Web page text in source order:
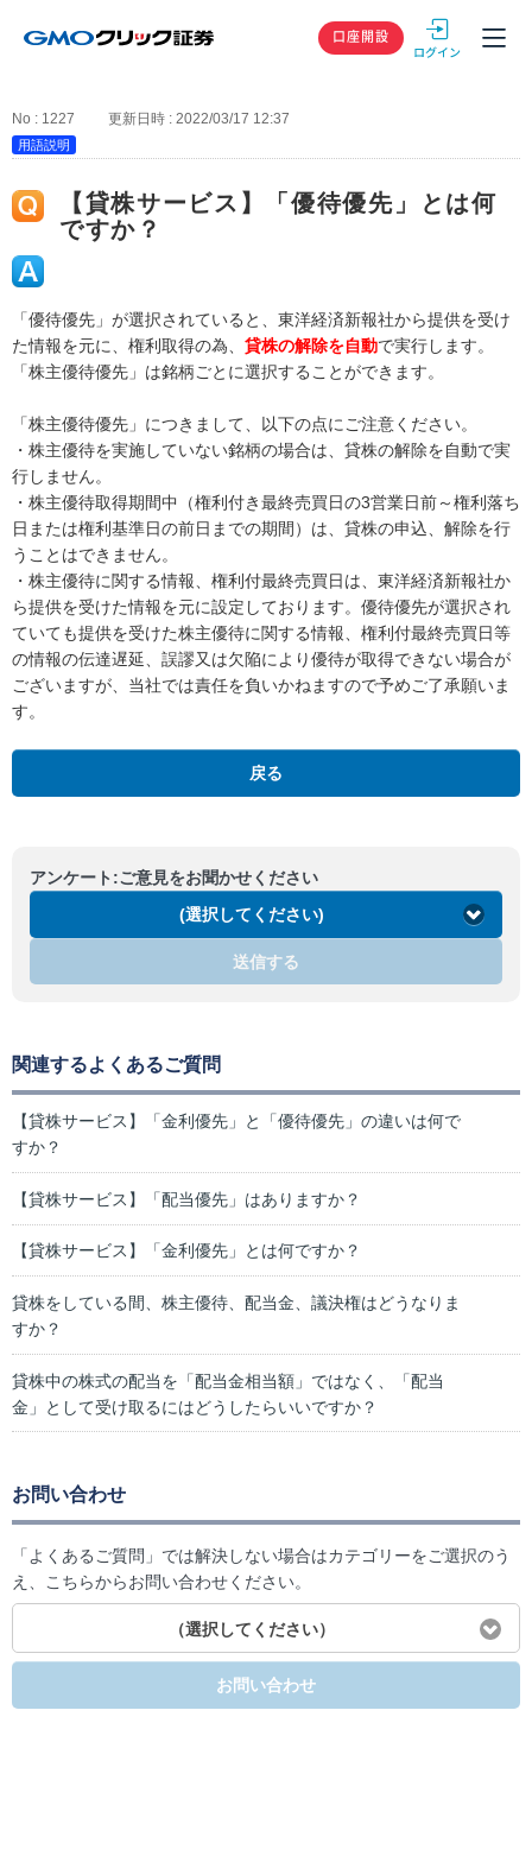
GMOクリック
口座開設
No : 1227 更新日時 : 2022/03/17 12:37
用語説明
【貸株サービス】「優待優先」とは何
ですか？
「優待優先」が選択されていると、東洋経済新報社から提供を受け
た情報を元に、権利取得の為、 貸株の解除を自動で実行します。
「株主優待優先」は銘柄ごとに選択することができます。
「株主優待優先」につきまして、以下の点にご注意ください。
・株主優待を実施していない銘柄の場合は、貸株の解除を自動で実
行しません。
・株主優待取得期間中（権利付き最終売買日の3営業日前～権利落ち
日または権利基準日の前日までの期間）は、貸株の申込、解除を行
うことはできません。
・株主優待に関する情報、権利付最終売買日は、東洋経済新報社か
ら提供を受けた情報を元に設定しております。優待優先が選択され
ていても提供を受けた株主優待に関する情報、権利付最終売買日等
の情報の伝達遅延、誤謬又は欠陥により優待が取得できない場合が
ございますが、当社では責任を負いかねますので予めご了承願いま
す。
戻る
アンケート:ご意見をお聞かせください
(選択してください)
送信する
関連するよくあるご質問
【貸株サービス】「金利優先」と「優待優先」の違いは何で
すか？
【貸株サービス】「配当優先」はありますか？
【貸株サービス】「金利優先」とは何ですか？
貸株をしている間、株主優待、配当金、議決権はどうなりま
すか？
貸株中の株式の配当を「配当金相当額」ではなく、「配当
金」として受け取るにはどうしたらいいですか？
お問い合わせ
「よくあるご質問」では解決しない場合はカテゴリーをご選択のう
え、こちらからお問い合わせください。
（選択してください）
お問い合わせ